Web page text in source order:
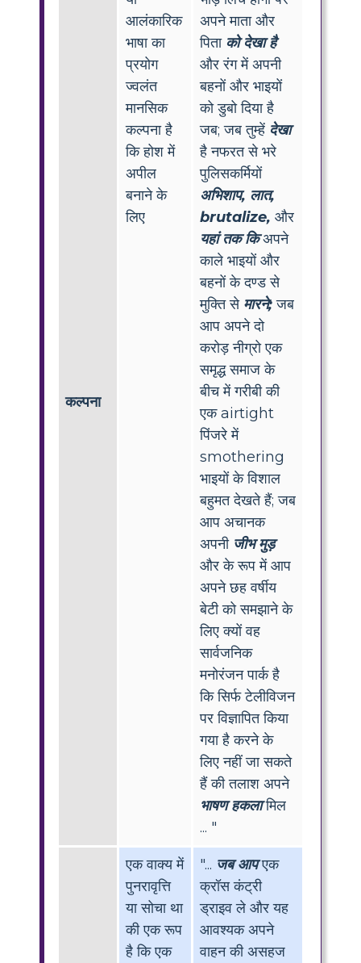
कल्पना
आलंकारिक
भाषा का
प्रयोग
ज्वलंत
मानसिक
कल्पना है
कि होश में
अपील
बनाने के
लिए
अपने माता और
पिता को देखा है
और रंग में अपनी
बहनों और भाइयों
को डुबो दिया है
जब; जब तुम्हें देखा
है नफरत से भरे
पुलिसकर्मियों
अभिशाप, लात,
brutalize, और
यहां तक किअपने
काले भाइयों और
बहनों के दण्ड से
मुक्ति से मारने;जब
आप अपने दो
करोड़ नीग्रो एक
समृद्ध समाज के
बीच में गरीबी की
एक airtight
पिंजरे में
smothering
भाइयों के विशाल
बहुमत देखते हैं; जब
आप अचानक
अपनी जीभ मुड़
और के रूप में आप
अपने छह वर्षीय
बेटी को समझाने के
लिए क्यों वह
सार्वजनिक
मनोरंजन पार्क है
कि सिर्फ टेलीविजन
पर विज्ञापित किया
गया है करने के
लिए नहीं जा सकते
हैं की तलाश अपने
भाषण हकलामिल
... "
एक वाक्य में
पुनरावृत्ति
या सोचा था
की एक रूप
है कि एक
"... जब आपएक
क्रॉस कंट्री
ड्राइव ले और यह
आवश्यक अपने
वाहन की असहज